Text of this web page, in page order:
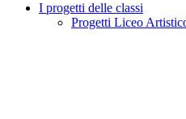
I progetti delle classi
Progetti Liceo